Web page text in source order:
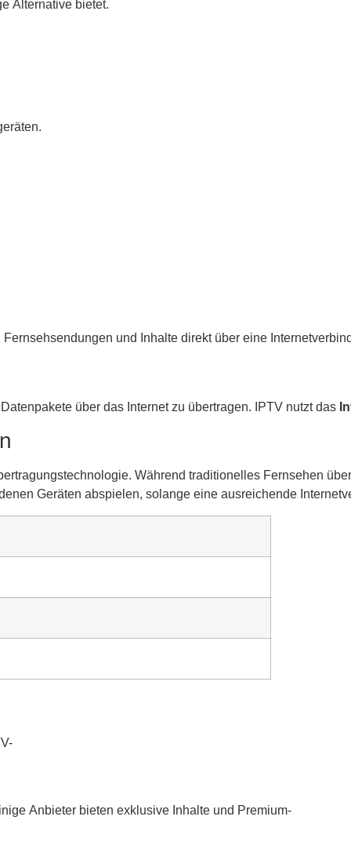
Alternative bietet.
und Inhalte direkt über eine
über das Internet zu übertragen. IPTV nutzt das
Während traditionelles Fernsehen
Geräten abspielen, solange eine ausreichende
Anbieter bieten exklusive Inhalte und Premium-